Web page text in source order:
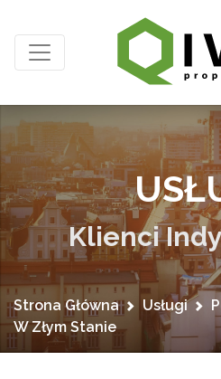
Klienci
Strona Główna Usługi
W Złym Stanie